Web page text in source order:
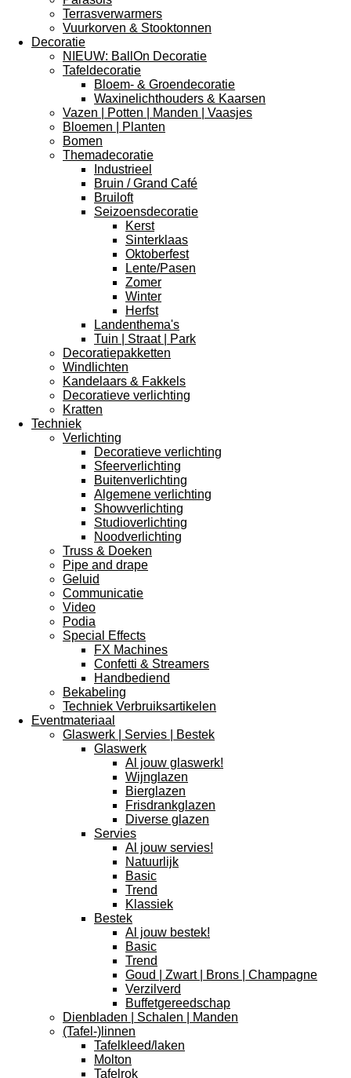
Terrasverwarmers
Vuurkorven & Stooktonnen
Decoratie
NIEUW: BallOn Decoratie
Tafeldecoratie
Bloem- & Groendecoratie
Waxinelichthouders & Kaarsen
Vazen | Potten | Manden | Vaasjes
Bloemen | Planten
Bomen
Themadecoratie
Industrieel
Bruin / Grand Café
Bruiloft
Seizoensdecoratie
Kerst
Sinterklaas
Oktoberfest
Lente/Pasen
Zomer
Winter
Herfst
Landenthema's
Tuin | Straat | Park
Decoratiepakketten
Windlichten
Kandelaars & Fakkels
Decoratieve verlichting
Kratten
Techniek
Verlichting
Decoratieve verlichting
Sfeerverlichting
Buitenverlichting
Algemene verlichting
Showverlichting
Studioverlichting
Noodverlichting
Truss & Doeken
Pipe and drape
Geluid
Communicatie
Video
Podia
Special Effects
FX Machines
Confetti & Streamers
Handbediend
Bekabeling
Techniek Verbruiksartikelen
Eventmateriaal
Glaswerk | Servies | Bestek
Glaswerk
Al jouw glaswerk!
Wijnglazen
Bierglazen
Frisdrankglazen
Diverse glazen
Servies
Al jouw servies!
Natuurlijk
Basic
Trend
Klassiek
Bestek
Al jouw bestek!
Basic
Trend
Goud | Zwart | Brons | Champagne
Verzilverd
Buffetgereedschap
Dienbladen | Schalen | Manden
(Tafel-)linnen
Tafelkleed/laken
Molton
Tafelrok